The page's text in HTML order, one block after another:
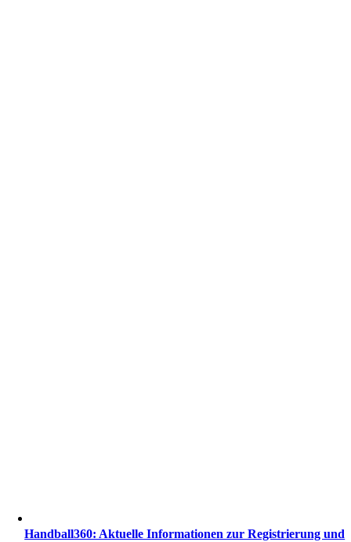
Handball360: Aktu­el­le Infor­ma­tio­nen zur Regis­trie­rung und